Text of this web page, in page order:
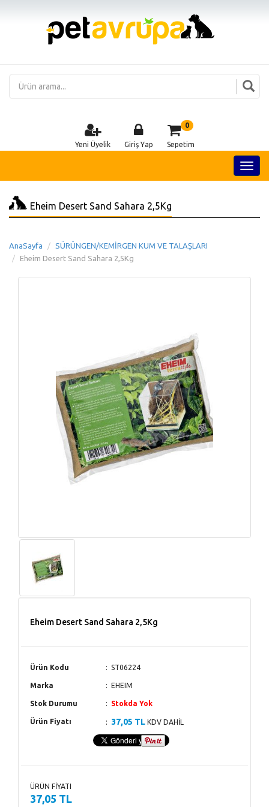
Yeni Üyelik Giriş Yap
0
Sepetim
Eheim Desert Sand Sahara 2,5Kg
AnaSayfa
SÜRÜNGEN/KEMİRGEN KUM VE TALAŞLARI
Eheim Desert Sand Sahara 2,5Kg
Eheim Desert Sand Sahara 2,5Kg
Ürün Kodu ST06224
Marka EHEIM
Stok Durumu Stokda Yok
Ürün Fiyatı 37,05 TL KDV DAHİL
ÜRÜN FİYATI
37,05 TL